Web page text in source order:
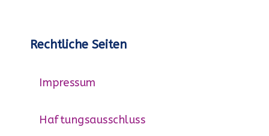
Rechtliche Seiten
Impressum
Haftungsausschluss